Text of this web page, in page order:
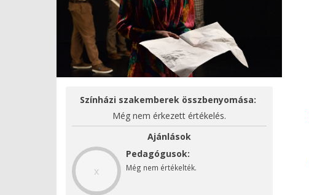
Színházi szakemberek összbenyomása:
Még nem érkezett értékelés.
Ajánlások
x
Pedagógusok:
Még nem értékelték.